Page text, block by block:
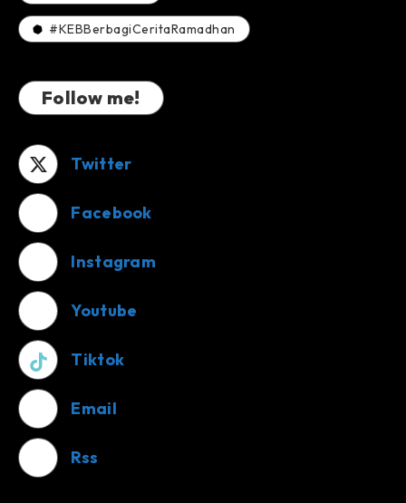
#KEBBerbagiCeritaRamadhan
Follow me!
Twitter
Facebook
Instagram
Youtube
Tiktok
Email
Rss